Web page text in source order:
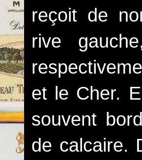
reçoit de
rive
et le Cher.
souvent
de calcaire.